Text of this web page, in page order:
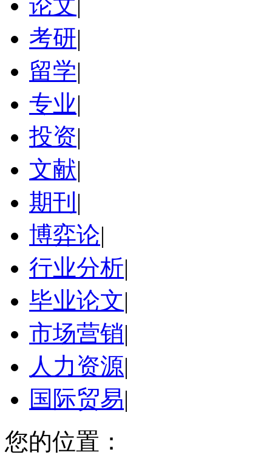
论文|
考研|
留学|
专业|
投资|
文献|
期刊 |
博弈论|
行业分析|
毕业论文|
市场营销|
人力资源|
国际贸易|
您的位置：